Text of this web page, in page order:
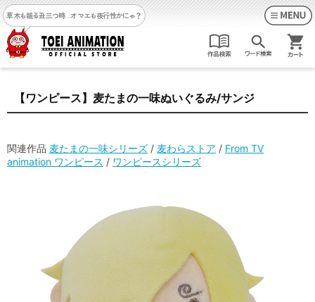
草木も眠る丑三つ時…オマエも夜行性かにゃ？
【ワンピース】麦たまの一味ぬいぐるみ/サンジ
関連作品 麦たまの一味シリーズ / 麦わらストア / From TV
animation ワンピース / ワンピースシリーズ